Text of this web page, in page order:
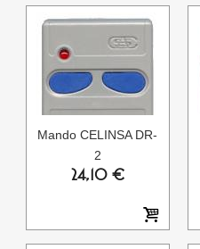
Mando CELINSA DR-
2
24,10 €